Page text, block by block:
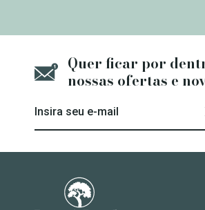
Quer ficar por
nossas ofertas e
Insira seu e-mail
Iguazú Jungle Lodge